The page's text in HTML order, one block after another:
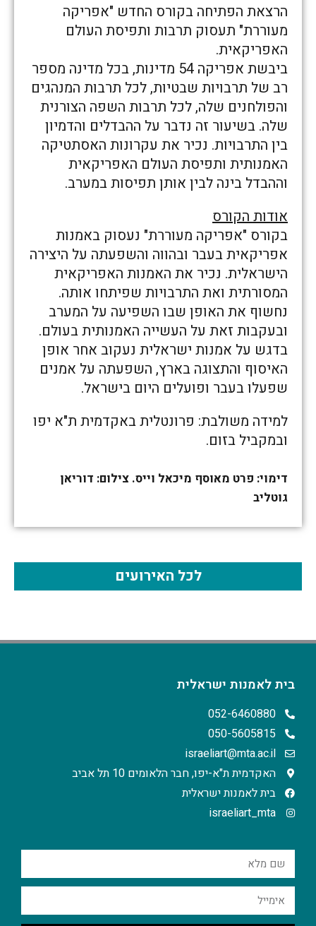
הרצאת הפתיחה בקורס החדש "אפריקה
מעוררת" תעסוק תרבות ותפיסת העולם
האפריקאית.
ביבשת אפריקה 54 מדינות, בכל מדינה מספר
רב של תרבויות שבטיות, לכל תרבות המנהגים
והפולחנים שלה, לכל תרבות השפה הצורנית
שלה. בשיעור זה נדבר על ההבדלים והדמיון
בין התרבויות. נכיר את עקרונות האסתטיקה
האמנותית ותפיסת העולם האפריקאית
וההבדל בינה לבין אותן תפיסות במערב.
אודות הקורס
בקורס "אפריקה מעוררת" נעסוק באמנות
אפריקאית בעבר ובהווה והשפעתה על היצירה
הישראלית. נכיר את האמנות האפריקאית
המסורתית ואת התרבויות שפיתחו אותה.
נחשוף את האופן שבו השפיעה על המערב
ובעקבות זאת על העשייה האמנותית בעולם.
בדגש על אמנות ישראלית נעקוב אחר אופן
האיסוף והתצוגה בארץ, השפעתה על אמנים
שפעלו בעבר ופועלים היום בישראל.
למידה משולבת: פרונטלית באקדמית ת"א יפו
ובמקביל בזום.
דימוי: פרט מאוסף מיכאל וייס. צילום: דוריאן
גוטליב
לכל האירועים
בית לאמנות ישראלית
052-6460880
050-5605815
israeliart@mta.ac.il
האקדמית ת"א-יפו, חבר הלאומים 10 תל אביב
בית לאמנות ישראלית
israeliart_mta